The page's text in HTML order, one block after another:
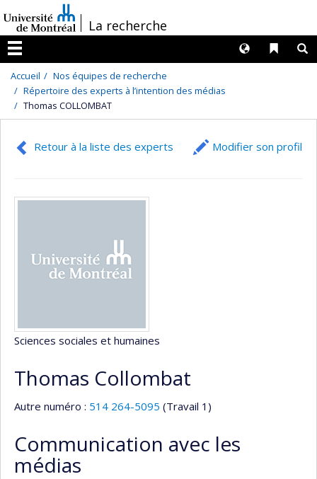
au
contenu
/La recherche
Menu
Liens
Langues
Accueil
Nos équipes de recherche
Répertoire des experts à l’intention des médias
Thomas COLLOMBAT
Retour à la liste des experts Modifier son profil
Sciences sociales et humaines
Thomas Collombat
Autre numéro : 514 264-5095 (Travail 1)
Communication avec les
médias